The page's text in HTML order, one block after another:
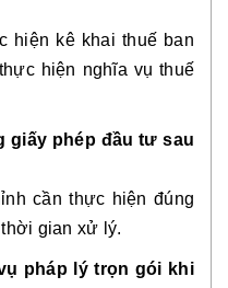
hiện kê khai thuế ban
hiện nghĩa vụ thuế
giấy phép đầu tư sau
cần thực hiện đúng
gian xử lý.
pháp lý trọn gói khi